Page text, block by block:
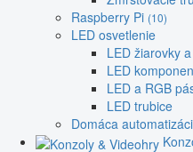
Raspberry Pi (10)
LED osvetlenie
LED žiarovky
LED
LED a RGB
LED trubice
Domáca